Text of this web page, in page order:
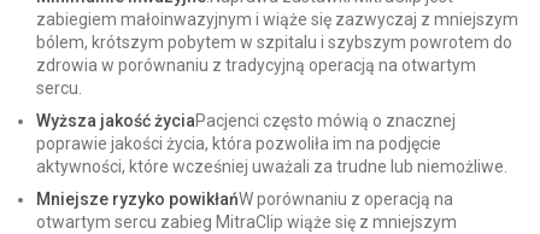
zabiegiem małoinwazyjnym i wiąże się zazwyczaj z mniejszym
bólem, krótszym pobytem w szpitalu i szybszym powrotem do
zdrowia w porównaniu z tradycyjną operacją na otwartym
sercu.
Wyższa jakość życiaPacjenci często mówią o znacznej
poprawie jakości życia, która pozwoliła im na podjęcie
aktywności, które wcześniej uważali za trudne lub niemożliwe.
Mniejsze ryzyko powikłańW porównaniu z operacją na
otwartym sercu zabieg MitraClip wiąże się z mniejszym